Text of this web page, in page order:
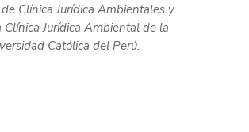
Clínica Jurídica Ambientales y
Jurídica Ambiental de la
Católica del Perú.